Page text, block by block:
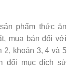
phẩm thức ăn
mua bán đối với
2, khoản 3, 4 và 5
đổi mục đích sử